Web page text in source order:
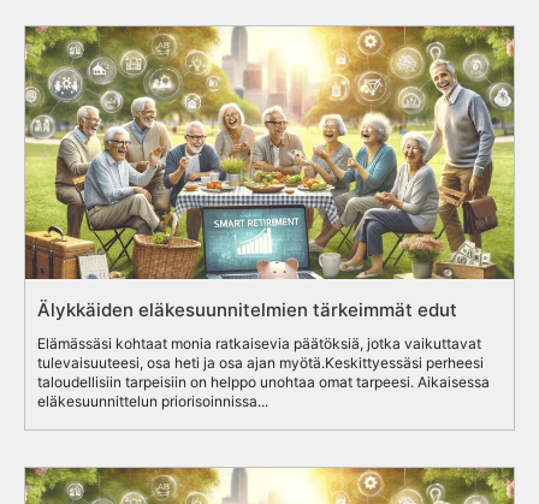
Älykkäiden eläkesuunnitelmien tärkeimmät edut
Elämässäsi kohtaat monia ratkaisevia päätöksiä, jotka vaikuttavat
tulevaisuuteesi, osa heti ja osa ajan myötä.Keskittyessäsi perheesi
taloudellisiin tarpeisiin on helppo unohtaa omat tarpeesi. Aikaisessa
eläkesuunnittelun priorisoinnissa...